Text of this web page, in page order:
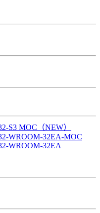
S3 MOC（NEW）
WROOM-32EA-MOC
WROOM-32EA